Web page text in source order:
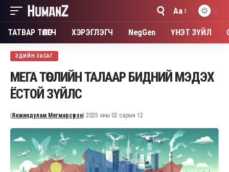
Font
Resizer
Aa
ТАТВАР ТӨЛӨГЧ ХЭРЭГЛЭГЧ NegGen ҮНЭТ ЗҮЙЛ
ЭДИЙН ЗАСАГ
МЕГА ТӨСЛИЙН ТАЛААР БИДНИЙ МЭДЭХ
ЁСТОЙ ЗҮЙЛС
Янжиндулам Мягмарсүрэн | 2025 оны 02 сарын 12